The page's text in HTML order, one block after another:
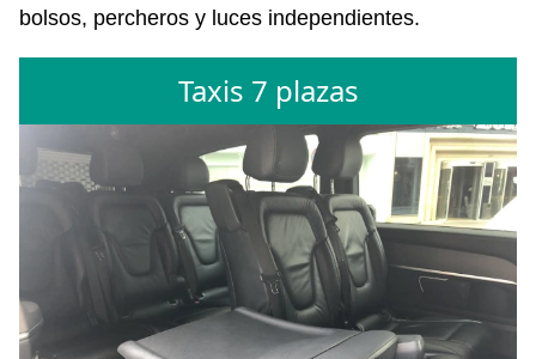
bolsos, percheros y luces independientes.
Taxis 7 plazas